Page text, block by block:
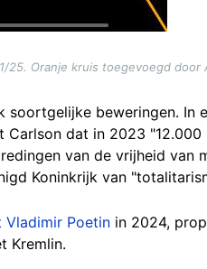
25. Oranje kruis toegevoegd door
soortgelijke beweringen. In
dat in 2023 "12.000
van de vrijheid van
Koninkrijk van
Poetin in 2024,
Kremlin.